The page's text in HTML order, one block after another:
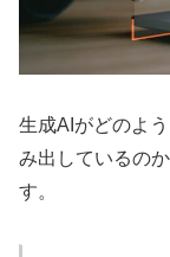
生成AIがどのよ
み出しているの
す。